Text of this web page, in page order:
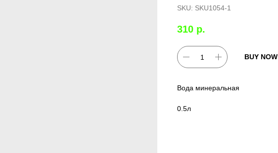
SKU: SKU1054-1
310 р.
BUY NOW
Вода минеральная
0.5л